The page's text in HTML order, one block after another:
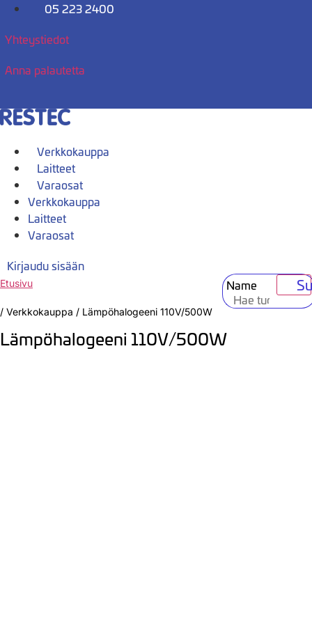
Mene
05 223 2400
Yhteystiedot
Anna palautetta
Verkkokauppa
Laitteet
Varaosat
Verkkokauppa
Laitteet
Varaosat
Kirjaudu sisään
Name
Etusivu
/ Verkkokauppa / Lämpöhalogeeni 110V/500W
Lämpöhalogeeni 110V/500W